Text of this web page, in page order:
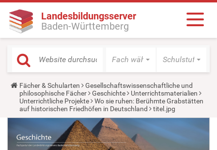
Landesbildungsserver
Baden-Württemberg
Fach wählen Schulstufe
Y
o
u
a
r
e
r
Fächer & Schularten
Gesellschaftswissenschaftliche und
philosophische Fächer
Geschichte
Unterrichtsmaterialien
Unterrichtliche Projekte
Wo sie ruhen: Berühmte Grabstätten
auf historischen Friedhöfen in Deutschland
titel.jpg